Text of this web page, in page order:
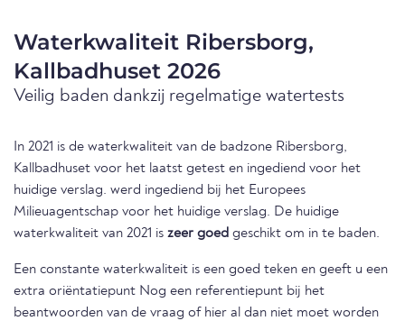
Waterkwaliteit Ribersborg,
Kallbadhuset 2026
Veilig baden dankzij regelmatige watertests
In 2021 is de waterkwaliteit van de badzone Ribersborg,
Kallbadhuset voor het laatst getest en ingediend voor het
huidige verslag. werd ingediend bij het Europees
Milieuagentschap voor het huidige verslag. De huidige
waterkwaliteit van 2021 is zeer goed geschikt om in te baden.
Een constante waterkwaliteit is een goed teken en geeft u een
extra oriëntatiepunt Nog een referentiepunt bij het
beantwoorden van de vraag of hier al dan niet moet worden